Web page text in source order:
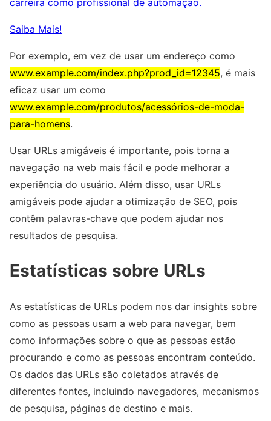
carreira como profissional de automação.
Saiba Mais!
Por exemplo, em vez de usar um endereço como
www.example.com/index.php?prod_id=12345, é mais
eficaz usar um como
www.example.com/produtos/acessórios-de-moda-
para-homens.
Usar URLs amigáveis é importante, pois torna a
navegação na web mais fácil e pode melhorar a
experiência do usuário. Além disso, usar URLs
amigáveis pode ajudar a otimização de SEO, pois
contêm palavras-chave que podem ajudar nos
resultados de pesquisa.
Estatísticas sobre URLs
As estatísticas de URLs podem nos dar insights sobre
como as pessoas usam a web para navegar, bem
como informações sobre o que as pessoas estão
procurando e como as pessoas encontram conteúdo.
Os dados das URLs são coletados através de
diferentes fontes, incluindo navegadores, mecanismos
de pesquisa, páginas de destino e mais.